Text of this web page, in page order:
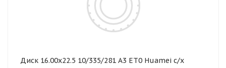
Диск 16.00х22.5 10/335/281 А3 ЕТ0 Huamei с/х